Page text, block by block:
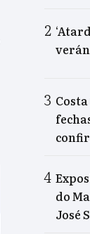
do
José